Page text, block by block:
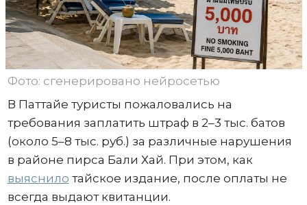
Фото: сгенерировано нейросетью
В Паттайе туристы пожаловались на
требования заплатить штраф в 2–3 тыс. батов
(около 5–8 тыс. руб.) за различные нарушения
в районе пирса Бали Хай. При этом, как
выяснило тайское издание, после оплаты не
всегда выдают квитанции.